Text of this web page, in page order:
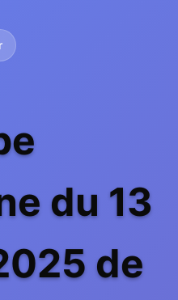
du 13
de